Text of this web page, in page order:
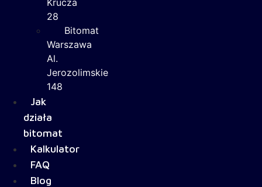
Krucza
28
Bitomat
Warszawa
Al.
Jerozolimskie
148
Jak
działa
bitomat
Kalkulator
FAQ
Blog